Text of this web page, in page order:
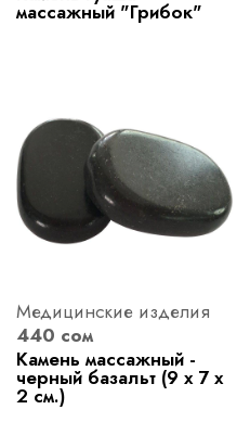
массажный "Грибок"
Медицинские изделия
440 сом
Камень массажный -
черный базальт (9 х 7 х
2 см.)